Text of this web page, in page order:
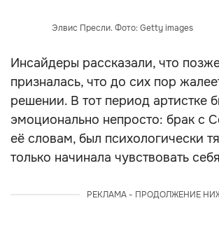
Элвис Пресли. Фото: Getty images
Инсайдеры рассказали, что
призналась, что до сих пор
решении. В тот период артистке
эмоционально непросто: брак с
её словам, был психологически
только начинала чувствовать
РЕКЛАМА - ПРОДОЛЖЕНИЕ